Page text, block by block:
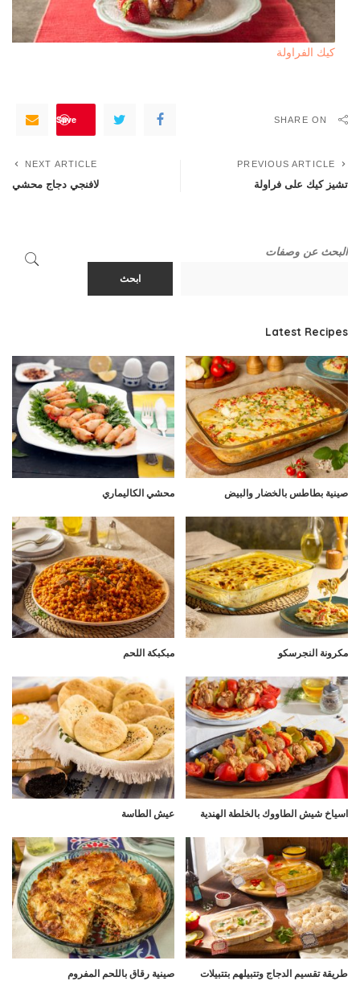
كيك الفراولة
SHARE ON
Save
PREVIOUS ARTICLE
تشيز كيك على فراولة
NEXT ARTICLE
لافنجي دجاج محشي
البحث عن وصفات
ابحث
Latest Recipes
صينية بطاطس بالخضار والبيض محشي الكاليماري
مكرونة النجرسكو مبكبكة اللحم
اسياخ شيش الطاووك بالخلطة الهندية عيش الطاسة
طريقة تقسيم الدجاج وتتبيلهم بتتبيلات
صينية رقاق باللحم المفروم